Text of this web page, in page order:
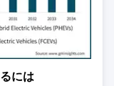
には